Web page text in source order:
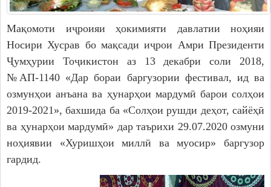
Дастгоҳи раиси ноҳия
Муовинони раиси ноҳия
Сохтор
Шаҳрак ва Деҳот
Таърихи ноҳияи Носири Хусрав
Воҳидҳои сохтории мақомоти иҷроия
МАҚОМОТИ НАМОЯНДАГӢ
Мақомоти иҷроияи ҳокимияти давлатии ноҳияи
Носири Хусрав бо мақсади иҷрои Амри Президенти
Ҷумҳурии Тоҷикистон аз 13 декабри соли 2018,
№АП-1140 «Дар бораи баргузории фестивал, ид ва
озмунҳои анъана ва ҳунарҳои мардумӣ барои солҳои
2019-2021», бахшида ба «Солҳои рушди деҳот, сайёҳӣ
ва ҳунарҳои мардумӣ» дар таърихи 29.07.2020 озмуни
ноҳиявии «Хуришҳои миллӣ ва муосир» баргузор
гардид.